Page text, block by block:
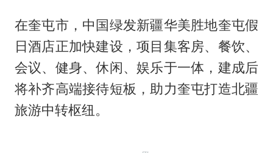
在奎屯市，中国绿发新疆华美胜地奎屯假
日酒店正加快建设，项目集客房、餐饮、
会议、健身、休闲、娱乐于一体，建成后
将补齐高端接待短板，助力奎屯打造北疆
旅游中转枢纽。